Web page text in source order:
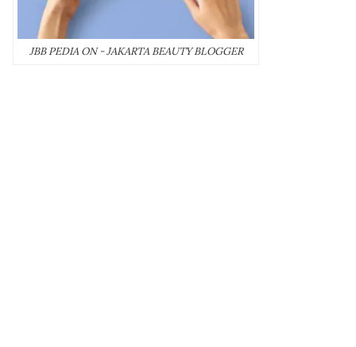
JBB PEDIA ON - JAKARTA BEAUTY BLOGGER